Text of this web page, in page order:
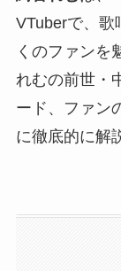
VTuberで、歌
くのファンを
れむの前世・
ード、ファン
に徹底的に解